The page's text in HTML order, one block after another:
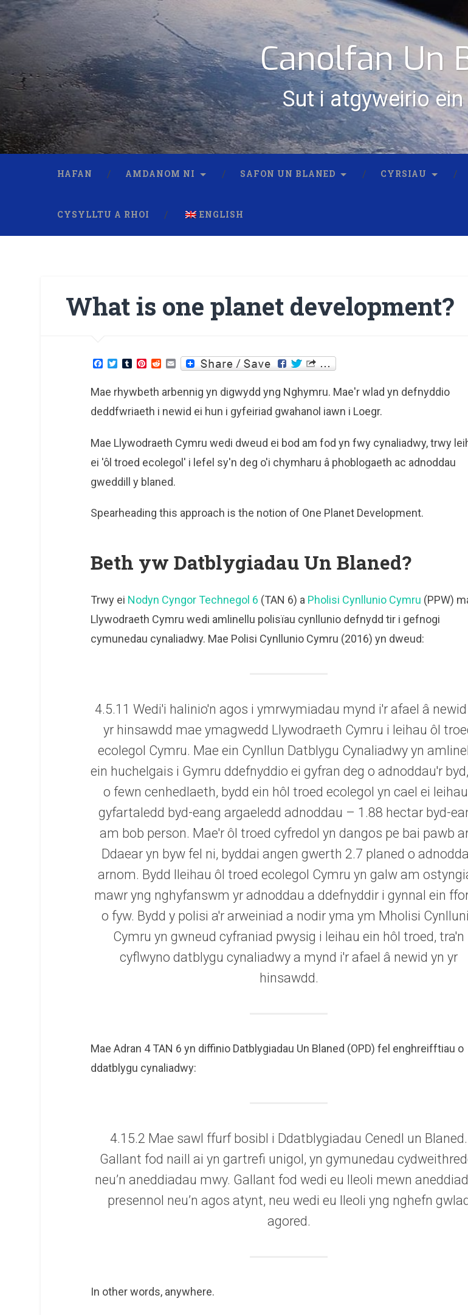
Canolfan Un
Sut i atgyweirio
HAFAN AMDANOM NI SAFON UN BLANED CYRSIAU
CYSYLLTU A RHOI ENGLISH
What is one planet development?
Facebook
TwitterTumblrPinterest
Reddit
Email
Mae rhywbeth arbennig yn digwydd yng Nghymru. Mae'r wlad yn defnyddio
deddfwriaeth i newid ei hun i gyfeiriad gwahanol iawn i Loegr.
Mae Llywodraeth Cymru wedi dweud ei bod am fod yn fwy cynaliadwy, trwy
ei 'ôl troed ecolegol' i lefel sy'n deg o'i chymharu â phoblogaeth ac adnoddau
gweddill y blaned.
Spearheading this approach is the notion of One Planet Development.
Beth yw Datblygiadau Un Blaned?
Trwy ei Nodyn Cyngor Technegol 6 (TAN 6) a Pholisi Cynllunio Cymru (PPW)
Llywodraeth Cymru wedi amlinellu polisïau cynllunio defnydd tir i gefnogi
cymunedau cynaliadwy. Mae Polisi Cynllunio Cymru (2016) yn dweud:
4.5.11 Wedi'i halinio'n agos i ymrwymiadau mynd i'r afael â newid
yr hinsawdd mae ymagwedd Llywodraeth Cymru i leihau ôl
ecolegol Cymru. Mae ein Cynllun Datblygu Cynaliadwy yn
ein huchelgais i Gymru ddefnyddio ei gyfran deg o adnoddau'r
o fewn cenhedlaeth, bydd ein hôl troed ecolegol yn cael ei
gyfartaledd byd-eang argaeledd adnoddau – 1.88 hectar byd-
am bob person. Mae'r ôl troed cyfredol yn dangos pe bai pawb
Ddaear yn byw fel ni, byddai angen gwerth 2.7 planed o
arnom. Bydd lleihau ôl troed ecolegol Cymru yn galw am
mawr yng nghyfanswm yr adnoddau a ddefnyddir i gynnal ein
o fyw. Bydd y polisi a'r arweiniad a nodir yma ym Mholisi
Cymru yn gwneud cyfraniad pwysig i leihau ein hôl troed, tra'n
cyflwyno datblygu cynaliadwy a mynd i'r afael â newid yn yr
hinsawdd.
Mae Adran 4 TAN 6 yn diffinio Datblygiadau Un Blaned (OPD) fel enghreifftiau o
ddatblygu cynaliadwy:
4.15.2 Mae sawl ffurf bosibl i Ddatblygiadau Cenedl un Blaned.
Gallant fod naill ai yn gartrefi unigol, yn gymunedau
neu’n aneddiadau mwy. Gallant fod wedi eu lleoli mewn
presennol neu’n agos atynt, neu wedi eu lleoli yng nghefn gwlad
agored.
In other words, anywhere.